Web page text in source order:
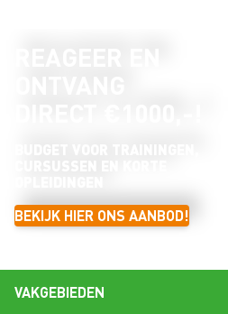
BEKIJK HIER ONS AANBOD!
VAKGEBIEDEN